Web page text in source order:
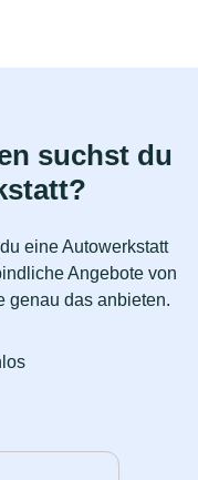
suchst du
eine Autowerkstatt
Angebote von
genau das anbieten.